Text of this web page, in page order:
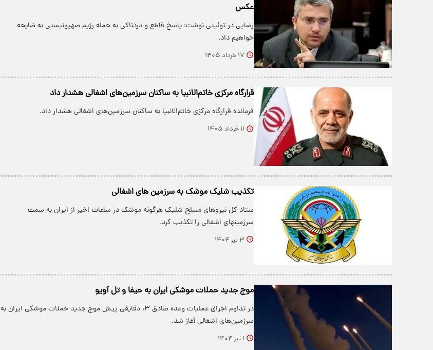
عکس
رضایی در توئیتی نوشت: پاسخ قاطع و دردناکی به حمله رژیم صهیونیستی به ضایحه
خواهیم داد.
۱۷ خرداد ۱۴۰۵
قرارگاه مرکزی خاتم‌الانبیا به ساکنان سرزمین‌های اشغالی هشدار داد
فرمانده قرارگاه مرکزی خاتم‌الانبیا به ساکنان سرزمین‌های اشغالی هشدار داد.
۱۱ خرداد ۱۴۰۵
تکذیب شلیک موشک به سرزمین های اشغالی
ستاد کل نیروهای مسلح شلیک هرگونه موشک در ساعات اخیر از ایران به سمت
سرزمینهای اشغالی را تکذیب کرد.
۳ تیر ۱۴۰۴
موج جدید حملات موشکی ایران به حیفا و تل آویو
در تداوم اجرای عملیات وعده صادق ۳، دقایقی پیش موج جدید حملات موشکی ایران به
سرزمین‌های اشغالی آغاز شد.
۱ تیر ۱۴۰۴